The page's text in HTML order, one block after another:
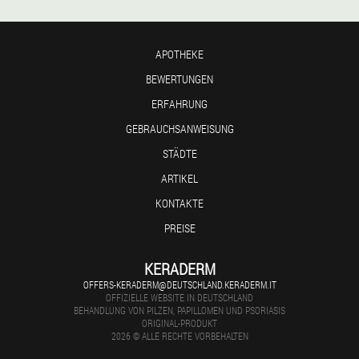
APOTHEKE
BEWERTUNGEN
ERFAHRUNG
GEBRAUCHSANWEISUNG
STÄDTE
ARTIKEL
KONTAKTE
PREISE
KERADERM
OFFERS-KERADERM@DEUTSCHLAND.KERADERM.IT
OFFIZIELLE WEBSITE IN DEUTSCHLAND
BEHANDLUNG VON PILZEN, PAPILLOMEN UND PSORIASIS
ORIGINAL-PRODUKT
2026 © ALLE RECHTE VORBEHALTEN